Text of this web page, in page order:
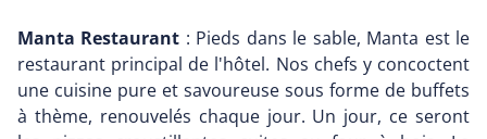
Manta Restaurant : Pieds dans le sable, Manta est le
restaurant principal de l'hôtel. Nos chefs y concoctent
une cuisine pure et savoureuse sous forme de buffets
à thème, renouvelés chaque jour. Un jour, ce seront